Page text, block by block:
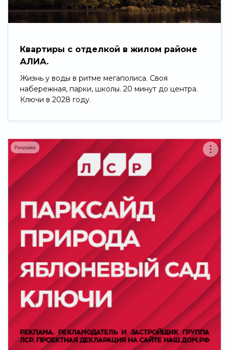
Квартиры с отделкой в жилом районе
АЛИА.
Жизнь у воды в ритме мегаполиса. Своя
набережная, парки, школы. 20 минут до центра.
Ключи в 2028 году.
Реклама